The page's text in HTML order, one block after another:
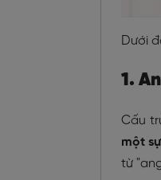
Dưới
1.
Cấu
một
từ